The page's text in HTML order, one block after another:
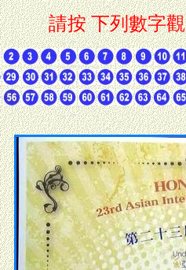
請按 下列數字